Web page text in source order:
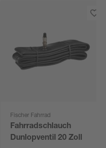
Fischer Fahrrad
Fahrradschlauch
Dunlopventil 20 Zoll